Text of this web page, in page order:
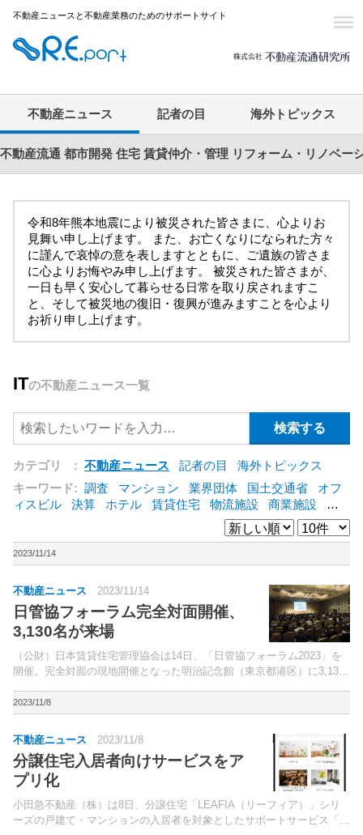
不動産ニュースと不動産業務のためのサポートサイト
不動産ニュース 記者の目 海外トピックス
不動産流通 都市開発 住宅 賃貸仲介・管理 リフォーム・リノベー
令和8年熊本地震により被災された皆さまに、心よりお
見舞い申し上げます。 また、お亡くなりになられた方々
に謹んで哀悼の意を表しますとともに、ご遺族の皆さま
に心よりお悔やみ申し上げます。 被災された皆さまが、
一日も早く安心して暮らせる日常を取り戻されますこ
と、そして被災地の復旧・復興が進みますことを心より
お祈り申し上げます。
ITの不動産ニュース一覧
カテゴリ : 不動産ニュース 記者の目
海外トピックス
キーワード: 調査 マンション 業界団体 国土交通省
オフ
ィスビル
決算 ホテル 賃貸住宅 物流施設 商業施設
海
東急不動産 賃料
ア
野村不動産 ZEH [+]
2023/11/14
不動産ニュース 2023/11/14
日管協フォーラム完全対面開催、
3,130名が来場
（公財）日本賃貸住宅管理協会は14日、「日管協フォーラム2023」を
開催。完全対面の現地開催となった明治記念館（東京都港区）に3,130
2023/11/8
不動産ニュース 2023/11/8
分譲住宅入居者向けサービスをア
プリ化
小田急不動産（株）は8日、分譲住宅「LEAFIA（リーフィア）」シリ
ーズの戸建て・マンションの入居者を対象としたサポートサービス「ロ